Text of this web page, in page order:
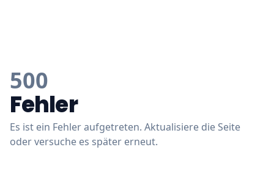
500
Fehler
Es ist ein Fehler aufgetreten. Aktualisiere die Seite
oder versuche es später erneut.